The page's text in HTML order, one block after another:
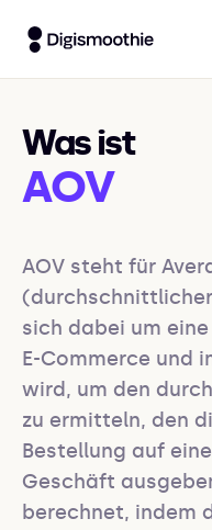
Was ist
AOV
AOV steht für
sich dabei um
E-Commerce und
wird, um den
zu ermitteln, den
Bestellung auf
Geschäft
berechnet, indem